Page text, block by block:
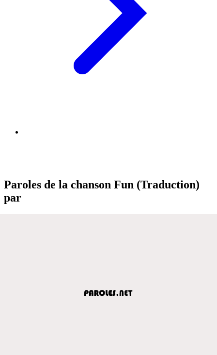
Paroles de la chanson Fun (Traduction)
par